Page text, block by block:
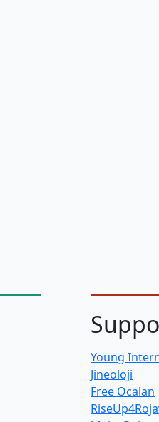
Young
Jineoloji
Free Ocalan